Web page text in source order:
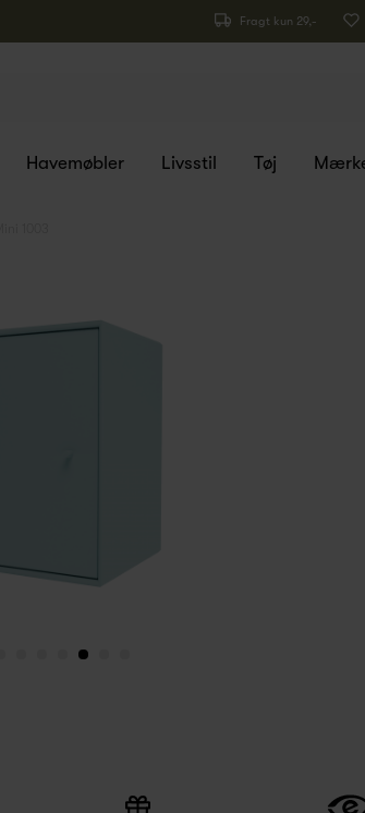
Fragt kun 29,-
Havemøbler Livsstil Tøj